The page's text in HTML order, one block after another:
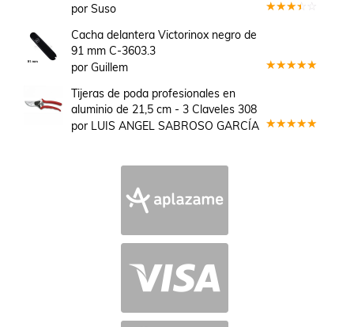
por Suso
Cacha delantera Victorinox negro de
91 mm C-3603.3
por Guillem
Tijeras de poda profesionales en
aluminio de 21,5 cm - 3 Claveles 308
por LUIS ANGEL SABROSO GARCÍA